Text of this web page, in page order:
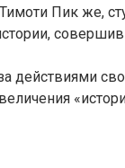
Пик же,
действиями